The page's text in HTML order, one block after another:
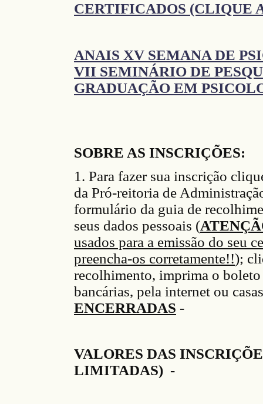
CERTIFICADOS (CLIQUE
ANAIS XV SEMANA DE
VII SEMINÁRIO DE
GRADUAÇÃO EM
SOBRE AS INSCRIÇÕES:
1. Para fazer sua inscrição
da Pró-reitoria de Administraç
formulário da guia de recolh
seus dados pessoais (
usados para a emissão do seu
preencha-os corretamente!!);
recolhimento, imprima o bol
bancárias, pela internet ou
ENCERRADAS -
VALORES DAS
LIMITADAS) -